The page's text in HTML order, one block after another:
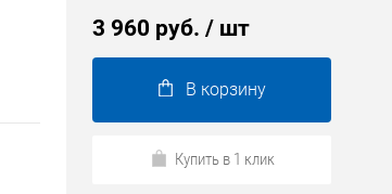
3 960 руб. / шт
В корзину
Купить в 1 клик